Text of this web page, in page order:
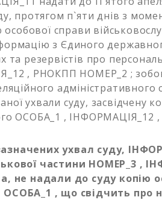
протягом п`яти днів з
особової справи
з Єдиного
та резервістів про
, РНОКПП НОМЕР_2 ;
адміністративного
ухвали суду, засвідчену
ОСОБА_1 ,
ухвал суду,
частини НОМЕР_3 ,
не надали до суду копію
ОСОБА_1 , що свідчить про